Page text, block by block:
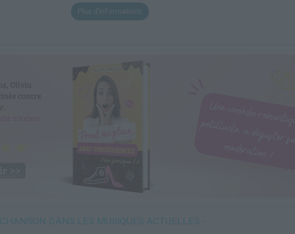
Plus d'informations
DANS LES MUSIQUES ACTUELLES -